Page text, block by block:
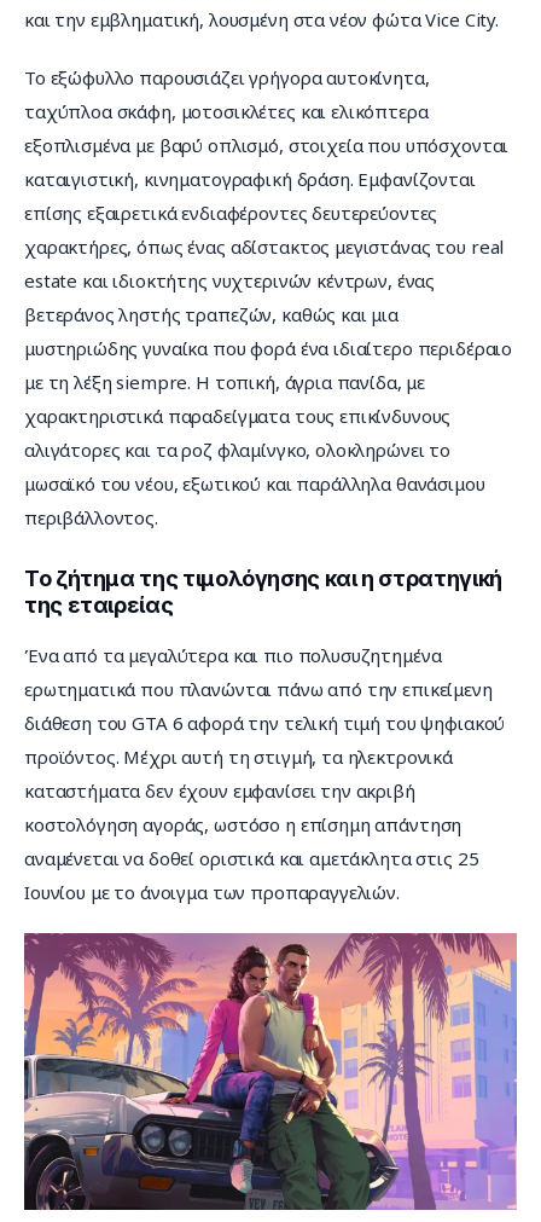
και την εμβληματική, λουσμένη στα νέον φώτα Vice City.
Το εξώφυλλο παρουσιάζει γρήγορα αυτοκίνητα,
ταχύπλοα σκάφη, μοτοσικλέτες και ελικόπτερα
εξοπλισμένα με βαρύ οπλισμό, στοιχεία που υπόσχονται
καταιγιστική, κινηματογραφική δράση. Εμφανίζονται
επίσης εξαιρετικά ενδιαφέροντες δευτερεύοντες
χαρακτήρες, όπως ένας αδίστακτος μεγιστάνας του real
estate και ιδιοκτήτης νυχτερινών κέντρων, ένας
βετεράνος ληστής τραπεζών, καθώς και μια
μυστηριώδης γυναίκα που φορά ένα ιδιαίτερο περιδέραιο
με τη λέξη siempre. Η τοπική, άγρια πανίδα, με
χαρακτηριστικά παραδείγματα τους επικίνδυνους
αλιγάτορες και τα ροζ φλαμίνγκο, ολοκληρώνει το
μωσαϊκό του νέου, εξωτικού και παράλληλα θανάσιμου
περιβάλλοντος.
Το ζήτημα της τιμολόγησης και η στρατηγική
της εταιρείας
Ένα από τα μεγαλύτερα και πιο πολυσυζητημένα
ερωτηματικά που πλανώνται πάνω από την επικείμενη
διάθεση του GTA 6 αφορά την τελική τιμή του ψηφιακού
προϊόντος. Μέχρι αυτή τη στιγμή, τα ηλεκτρονικά
καταστήματα δεν έχουν εμφανίσει την ακριβή
κοστολόγηση αγοράς, ωστόσο η επίσημη απάντηση
αναμένεται να δοθεί οριστικά και αμετάκλητα στις 25
Ιουνίου με το άνοιγμα των προπαραγγελιών.